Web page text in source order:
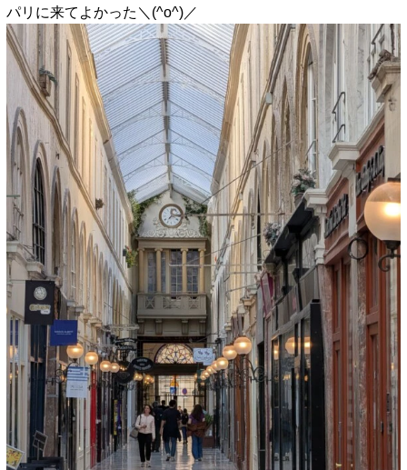
パリに来てよかった＼(^o^)／